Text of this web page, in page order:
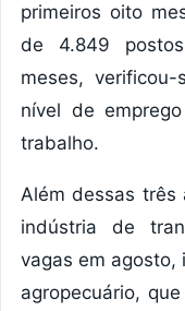
primeiros oito
de 4.849
meses,
nível de
trabalho.
Além dessas três
indústria de
vagas em agosto,
agropecuário,